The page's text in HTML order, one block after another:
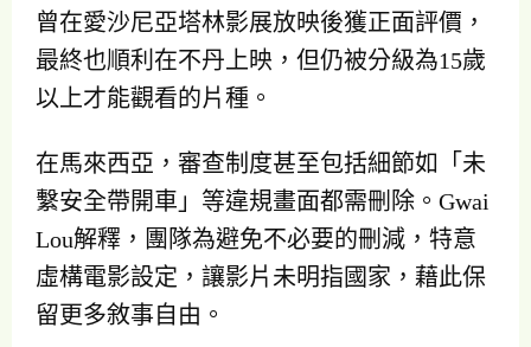
曾在愛沙尼亞塔林影展放映後獲正面評價，
最終也順利在不丹上映，但仍被分級為15歲
以上才能觀看的片種。
在馬來西亞，審查制度甚至包括細節如「未
繫安全帶開車」等違規畫面都需刪除。Gwai
Lou解釋，團隊為避免不必要的刪減，特意
虛構電影設定，讓影片未明指國家，藉此保
留更多敘事自由。